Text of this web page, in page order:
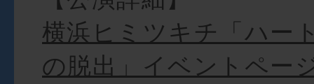
横浜ヒミツキチ「ハー
の脱出」イベントペー